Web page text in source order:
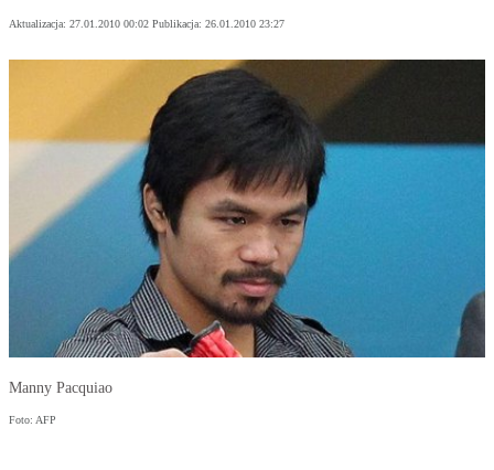
Aktualizacja: 27.01.2010 00:02 Publikacja: 26.01.2010 23:27
Manny Pacquiao
Foto: AFP